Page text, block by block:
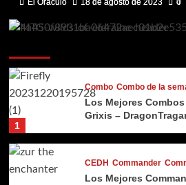
El Oráculo 18 de agosto de 2023 4
El Oráculo 18 de agosto de 2023 0
1
Combo Combo de la
Los Mejores
Grixis –
CEDH Commander
Los Mejores